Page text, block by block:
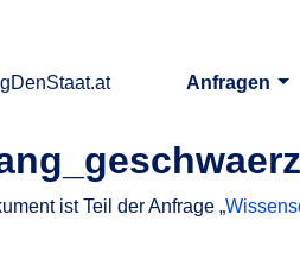
Anfragen
ist Teil der Anfrage „